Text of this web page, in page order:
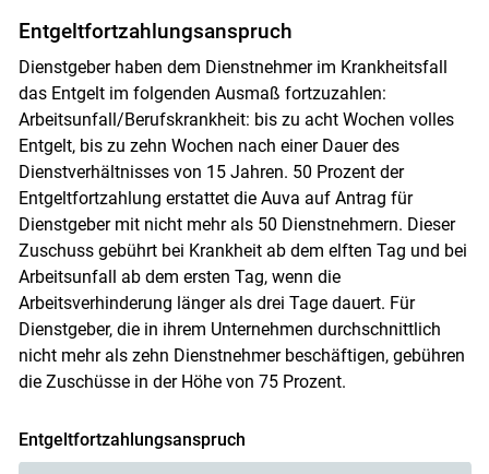
Entgeltfortzahlungsanspruch
Dienstgeber haben dem Dienstnehmer im Krankheitsfall
das Entgelt im folgenden Ausmaß fortzuzahlen:
Arbeitsunfall/Berufskrankheit: bis zu acht Wochen volles
Entgelt, bis zu zehn Wochen nach einer Dauer des
Dienstverhältnisses von 15 Jahren. 50 Prozent der
Entgeltfortzahlung erstattet die Auva auf Antrag für
Dienstgeber mit nicht mehr als 50 Dienstnehmern. Dieser
Zuschuss gebührt bei Krankheit ab dem elften Tag und bei
Arbeitsunfall ab dem ersten Tag, wenn die
Arbeitsverhinderung länger als drei Tage dauert. Für
Dienstgeber, die in ihrem Unternehmen durchschnittlich
nicht mehr als zehn Dienstnehmer beschäftigen, gebühren
die Zuschüsse in der Höhe von 75 Prozent.
Entgeltfortzahlungsanspruch